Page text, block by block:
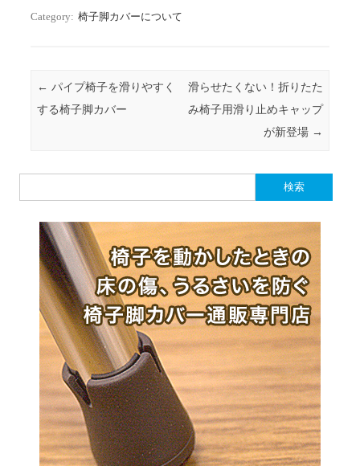
bo tte re
Category: 椅子脚カバーについて
Post navigation
← パイプ椅子を滑りやすく
する椅子脚カバー
滑らせたくない！折りたた
み椅子用滑り止めキャップ
が新登場 →